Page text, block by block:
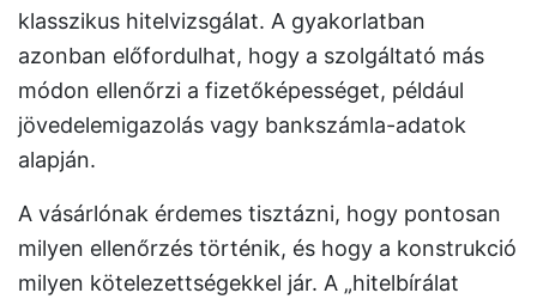
klasszikus hitelvizsgálat. A gyakorlatban
azonban előfordulhat, hogy a szolgáltató más
módon ellenőrzi a fizetőképességet, például
jövedelemigazolás vagy bankszámla-adatok
alapján.
A vásárlónak érdemes tisztázni, hogy pontosan
milyen ellenőrzés történik, és hogy a konstrukció
milyen kötelezettségekkel jár. A „hitelbírálat